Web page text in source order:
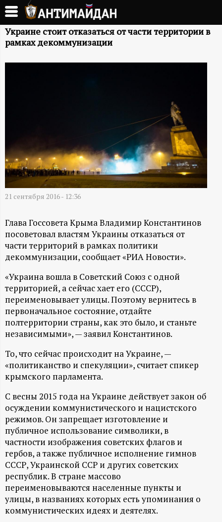
Перейти
основному
содержанию
А
А
Й
Д
А
Н
-
и
н
ф
о
р
м
а
ц
и
о
Украине стоит отказаться от части территории в
рамках декоммунизации
21 сентября 2016 - 12:36
Глава Госсовета Крыма Владимир Константинов
посоветовал властям Украины отказаться от
части территорий в рамках политики
декоммунизации, сообщает «РИА Новости».
«Украина вошла в Советский Союз с одной
территорией, а сейчас хает его (СССР),
переименовывает улицы. Поэтому вернитесь в
первоначальное состояние, отдайте
полтерритории страны, как это было, и станьте
независимыми», — заявил Константинов.
То, что сейчас происходит на Украине, —
«политиканство и спекуляции», считает спикер
крымского парламента.
С весны 2015 года на Украине действует закон об
осуждении коммунистического и нацистского
режимов. Он запрещает изготовление и
публичное использование символики, в
частности изображения советских флагов и
гербов, а также публичное исполнение гимнов
СССР, Украинской ССР и других советских
республик. В стране массово
переименовываются населенные пункты и
улицы, в названиях которых есть упоминания о
коммунистических идеях и деятелях.